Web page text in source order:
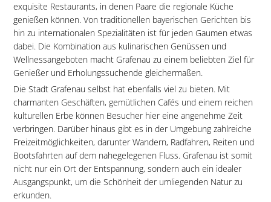
exquisite Restaurants, in denen Paare die regionale Küche
genießen können. Von traditionellen bayerischen Gerichten bis
hin zu internationalen Spezialitäten ist für jeden Gaumen etwas
dabei. Die Kombination aus kulinarischen Genüssen und
Wellnessangeboten macht Grafenau zu einem beliebten Ziel für
Genießer und Erholungssuchende gleichermaßen.
Die Stadt Grafenau selbst hat ebenfalls viel zu bieten. Mit
charmanten Geschäften, gemütlichen Cafés und einem reichen
kulturellen Erbe können Besucher hier eine angenehme Zeit
verbringen. Darüber hinaus gibt es in der Umgebung zahlreiche
Freizeitmöglichkeiten, darunter Wandern, Radfahren, Reiten und
Bootsfahrten auf dem nahegelegenen Fluss. Grafenau ist somit
nicht nur ein Ort der Entspannung, sondern auch ein idealer
Ausgangspunkt, um die Schönheit der umliegenden Natur zu
erkunden.